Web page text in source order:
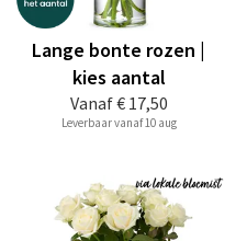
Vanaf€ 17,50
Lange bonte rozen |
kies aantal
Leverbaar vanaf 10 aug